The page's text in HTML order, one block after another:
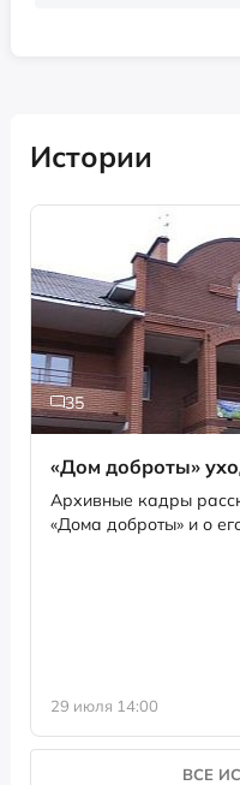
Истории
35
«Дом доброты»
Архивные кадры
«Дома доброты» и о
29 июля 14:00
ВСЕ